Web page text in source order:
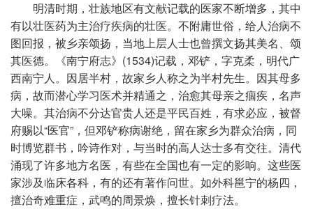
明清时期，壮族地区有文献记载的医家不断增多，其中
有以壮医药为主治疗疾病的壮医。不附庸世俗，给人治病不
图回报，被乡亲颂扬，当地上层人士也曾撰文扬其美名、颂
其医德。《南宁府志》(1534)记载，邓铲，字克柔，明代广
西南宁人。因居半村，故家乡人称之为半村先生。因其母多
病，故而潜心学习医术并精通之，治愈其母亲之痼疾，名声
大噪。其治病不分达官贵人还是平民百姓，有求必应，被督
府赐以“医官”，但邓铲称病谢绝，留在家乡为群众治病，同
时博览群书，吟诗作对，与当时的高人达士多有交往。清代
涌现了许多地方名医，有些在全国也有一定的影响。这些医
家涉及临床各科，有的还有著作问世。如外科邕宁的杨四，
擅治奇难重症，武鸣的周景焕，擅长针刺疗法。